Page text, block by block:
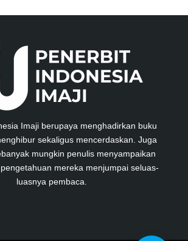
Imaji berupaya menghadirkan buku
sekaligus mencerdaskan. Juga
mungkin penulis menyampaikan
mereka menjumpai seluas-
luasnya pembaca.